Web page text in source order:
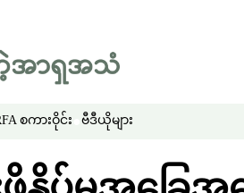
စကားဝိုင်း ဗီဒီယိုများ